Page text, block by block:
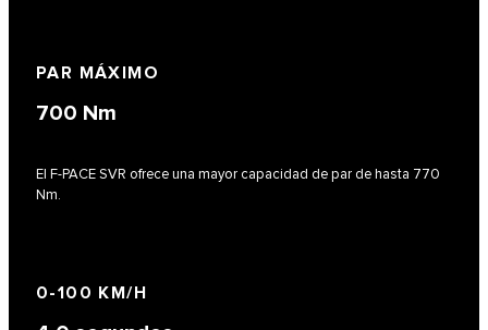
PAR MÁXIMO
700 Nm
El F-PACE SVR ofrece una mayor capacidad de par de hasta 770
Nm.
0-100 KM/H